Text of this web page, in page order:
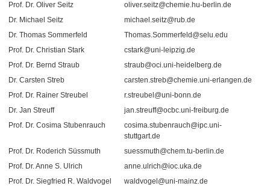
Prof. Dr. Oliver Seitz
oliver.seitz@chemie.hu-berlin.de
Dr. Michael Seitz
michael.seitz@rub.de
Dr. Thomas Sommerfeld
Thomas.Sommerfeld@selu.edu
Prof. Dr. Christian Stark
cstark@uni-leipzig.de
Prof. Dr. Bernd Straub
straub@oci.uni-heidelberg.de
Dr. Carsten Streb
carsten.streb@chemie.uni-erlangen.de
Prof. Dr. Rainer Streubel
r.streubel@uni-bonn.de
Dr. Jan Streuff
jan.streuff@ocbc.uni-freiburg.de
Prof. Dr. Cosima Stubenrauch
cosima.stubenrauch@ipc.uni-
stuttgart.de
Prof. Dr. Roderich Süssmuth
suessmuth@chem.tu-berlin.de
Prof. Dr. Anne S. Ulrich
anne.ulrich@ioc.uka.de
Prof. Dr. Siegfried R. Waldvogel
waldvogel@uni-mainz.de